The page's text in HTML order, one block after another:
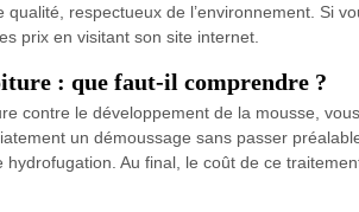
qualité, respectueux de l’environnement. Si
prix en visitant son site internet.
: que faut-il comprendre ?
contre le développement de la mousse,
un démoussage sans passer
Au final, le coût de ce